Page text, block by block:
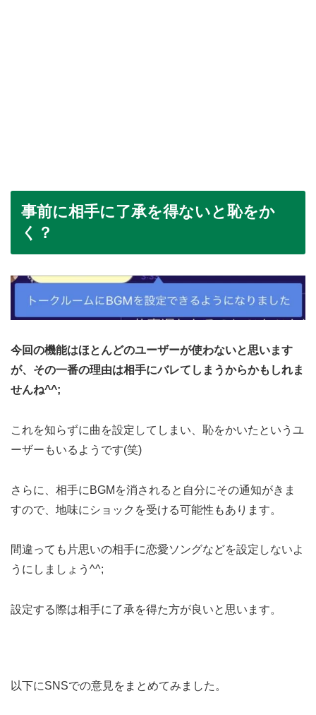
事前に相手に了承を得ないと恥をか
く？
今回の機能はほとんどのユーザーが使わないと思います
が、その一番の理由は相手にバレてしまうからかもしれま
せんね^^;
これを知らずに曲を設定してしまい、恥をかいたというユ
ーザーもいるようです(笑)
さらに、相手にBGMを消されると自分にその通知がきま
すので、地味にショックを受ける可能性もあります。
間違っても片思いの相手に恋愛ソングなどを設定しないよ
うにしましょう^^;
設定する際は相手に了承を得た方が良いと思います。
以下にSNSでの意見をまとめてみました。